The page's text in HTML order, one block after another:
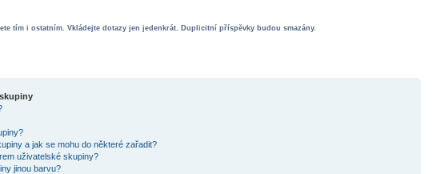
tím i ostatním. Vkládejte dotazy jen jedenkrát. Duplicitní příspěvky budou smazány.
a jak se mohu do některé zařadit?
uživatelské skupiny?
jinou barvu?